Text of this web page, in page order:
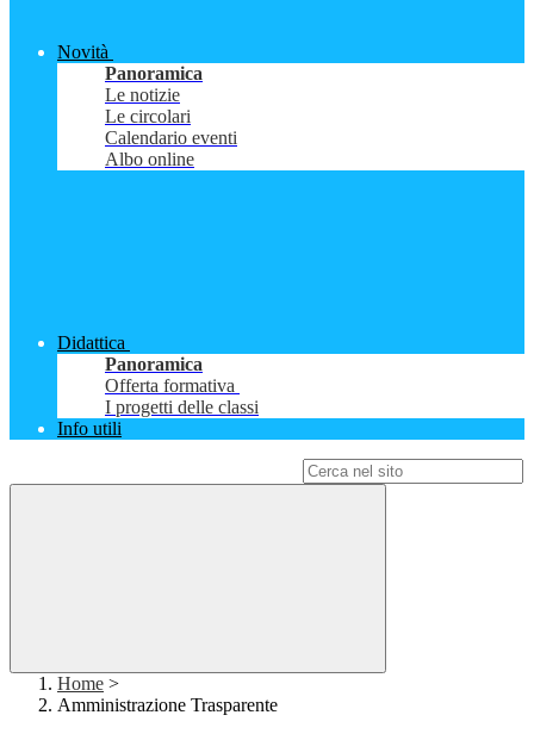
Novità
Panoramica
Le notizie
Le circolari
Calendario eventi
Albo online
Didattica
Panoramica
Offerta formativa
I progetti delle classi
Info utili
Home >
Amministrazione Trasparente